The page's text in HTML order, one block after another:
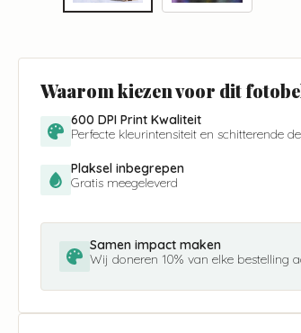
Waarom kiezen voor dit
600 DPI Print Kwaliteit
Perfecte kleurintensiteit en schitterende
Plaksel inbegrepen
Gratis meegeleverd
Samen impact maken
Wij doneren 10% van elke bestelling